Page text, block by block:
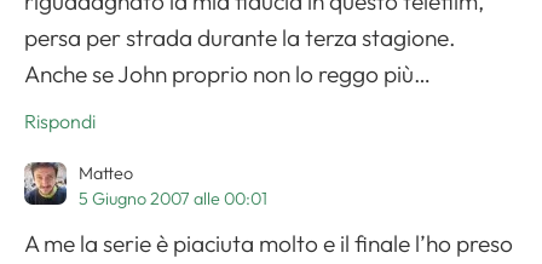
persa per strada durante la terza stagione.
Anche se John proprio non lo reggo più…
Rispondi
Matteo
5 Giugno 2007 alle 00:01
A me la serie è piaciuta molto e il finale l’ho preso